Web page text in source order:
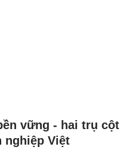
vững - hai trụ cột
nghiệp Việt